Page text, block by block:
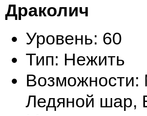
Драколич
Уровень: 60
Тип: Нежить
Возможности:
Ледяной шар,